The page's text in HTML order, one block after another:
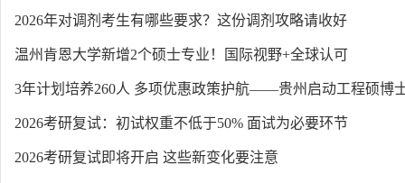
2026年对调剂考生有哪些要求？这份调剂攻略请收好
温州肯恩大学新增2个硕士专业！国际视野+全球认可
3年计划培养260人 多项优惠政策护航——贵州启动工程硕博
2026考研复试：初试权重不低于50% 面试为必要环节
2026考研复试即将开启 这些新变化要注意